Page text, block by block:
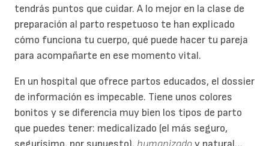
tendrás puntos que cuidar. A lo mejor en la clase de
preparación al parto respetuoso te han explicado
cómo funciona tu cuerpo, qué puede hacer tu pareja
para acompañarte en ese momento vital.
En un hospital que ofrece partos educados, el dossier
de información es impecable. Tiene unos colores
bonitos y se diferencia muy bien los tipos de parto
que puedes tener: medicalizado (el más seguro,